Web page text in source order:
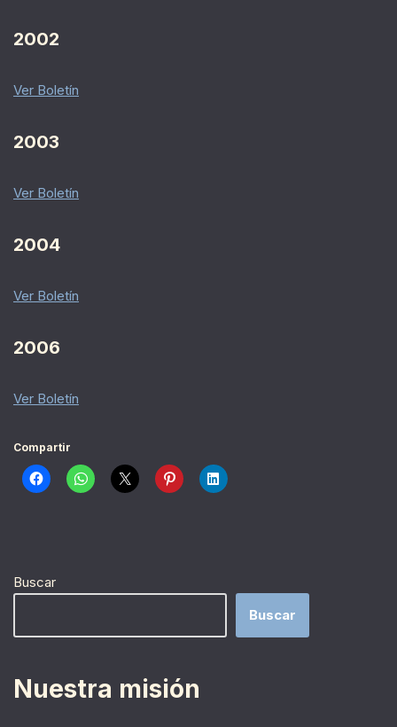
2002
Ver Boletín
2003
Ver Boletín
2004
Ver Boletín
2006
Ver Boletín
Compartir
Buscar
Buscar
Nuestra misión